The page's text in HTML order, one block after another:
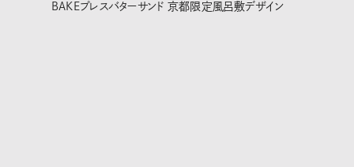
BAKEプレスバターサンド 京都限定風呂敷デザイン